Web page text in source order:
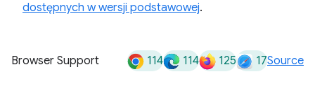
dostępnych w wersji podstawowej.
Browser Support 114 114 125 17Source